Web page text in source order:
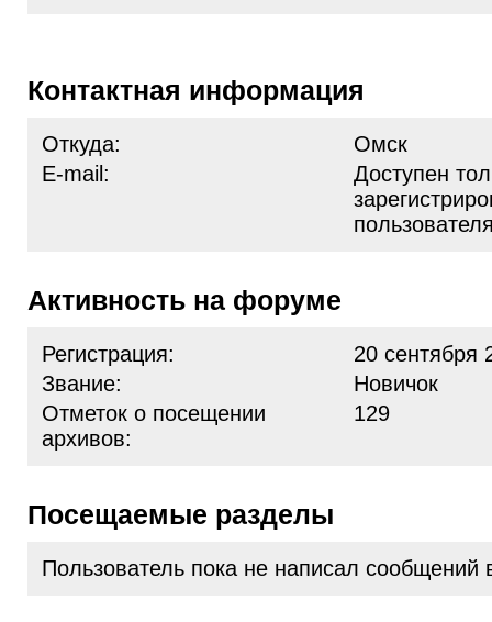
Контактная информация
Откуда:
Омск
E-mail:
Доступен
Активность на форуме
Регистрация:
20 сентября
Звание:
Новичок
Отметок о посещении
архивов:
129
Посещаемые разделы
Пользователь пока не написал сообщений